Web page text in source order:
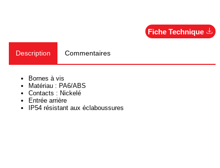
Fiche Technique
Description Commentaires
Bornes à vis
Matériau : PA6/ABS
Contacts : Nickelé
Entrée arrière
IP54 résistant aux éclaboussures